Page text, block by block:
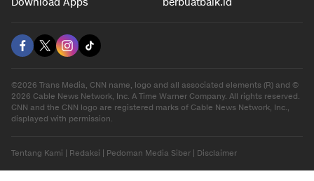
©2026 Trans Media, CNN name, logo and all associated elements (R) and ©
2026 Cable News Network, Inc. A Time Warner Company. All rights reserved.
CNN and the CNN logo are registered marks of Cable News Network, Inc.,
displayed with permission.
Tentang Kami | Redaksi | Pedoman Media Siber | Disclaimer